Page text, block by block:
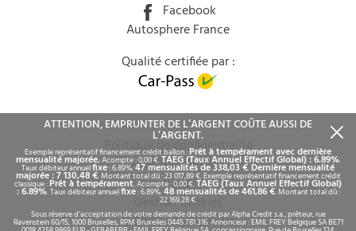
ATTENTION, EMPRUNTER DE L’ARGENT COÛTE AUSSI DE
L’ARGENT.
Exemple représentatif financement crédit ballon :Prêt à tempérament avec dernière
mensualité majorée.Acompte : 0,00 €.TAEG (Taux Annuel Effectif Global) : 6.89%.
Taux débiteur annuelfixe: 6.89%.47 mensualités de 338,03 €.Dernière mensualité
majorée : 7 130,48 €. Montant total dû : 23 017,89 €. Exemple représentatif financement crédit
classique :Prêt à tempérament. Acompte : 0,00 €.TAEG (Taux Annuel Effectif Global)
: 6.89%. Taux débiteur annuelfixe: 6.89%.48 mensualités de 461,86 €. Montant total dû :
22 169,28 €.
Sous réserve d’acceptation de votre demande de crédit par Alpha Credit s.a., prêteur, rue
Ravenstein 60/15, 1000 Bruxelles, RPM Bruxelles 0445.781.316. Annonceur : EMIL FREY Belgique SA BE71
Facebook
Autosphere France
Qualité certifiée par :
Politique de confidentialité
Mentions légales
Rgpd
Gestion cookies
© 2026 - Autosphere